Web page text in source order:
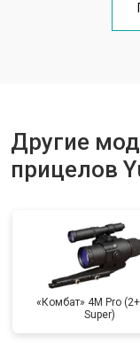
Другие
прицелов
«Комбат» 4M Pro
Super)